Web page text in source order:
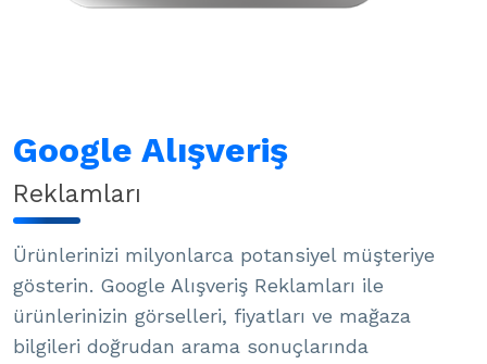
Google Alışveriş
Reklamları
Ürünlerinizi milyonlarca potansiyel müşteriye
gösterin. Google Alışveriş Reklamları ile
ürünlerinizin görselleri, fiyatları ve mağaza
bilgileri doğrudan arama sonuçlarında